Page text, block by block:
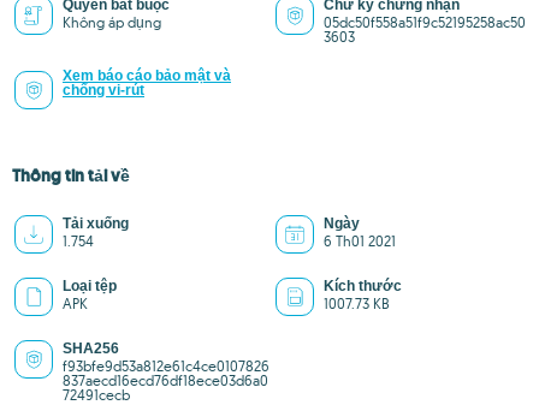
Quyền bắt buộc
Không áp dụng
Chữ ký chứng nhận
05dc50f558a51f9c52195258ac50
3603
Xem báo cáo bảo mật và
chống vi-rút
Thông tin tải về
Tải xuống
1.754
Ngày
6 Th01 2021
Loại tệp
APK
Kích thước
1007.73 KB
SHA256
f93bfe9d53a812e61c4ce0107826
837aecd16ecd76df18ece03d6a0
72491cecb